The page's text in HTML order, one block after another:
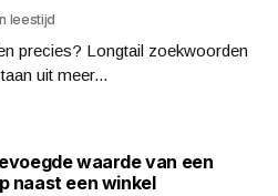
leestijd
precies? Longtail zoekwoorden
uit meer...
waarde van een
naast een winkel